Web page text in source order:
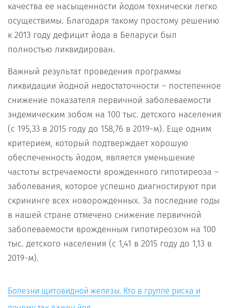
качества ее насыщенности йодом технически легко
осуществимы. Благодаря такому простому решению
к 2013 году дефицит йода в Беларуси был
полностью ликвидирован.
Важный результат проведения программы
ликвидации йодной недостаточности – постепенное
снижение показателя первичной заболеваемости
эндемическим зобом на 100 тыс. детского населения
(с 195,33 в 2015 году до 158,76 в 2019-м). Еще одним
критерием, который подтверждает хорошую
обеспеченность йодом, является уменьшение
частоты встречаемости врожденного гипотиреоза –
заболевания, которое успешно диагностируют при
скрининге всех новорожденных. За последние годы
в нашей стране отмечено снижение первичной
заболеваемости врожденным гипотиреозом на 100
тыс. детского населения (с 1,41 в 2015 году до 1,13 в
2019-м).
Болезни щитовидной железы. Кто в группе риска и